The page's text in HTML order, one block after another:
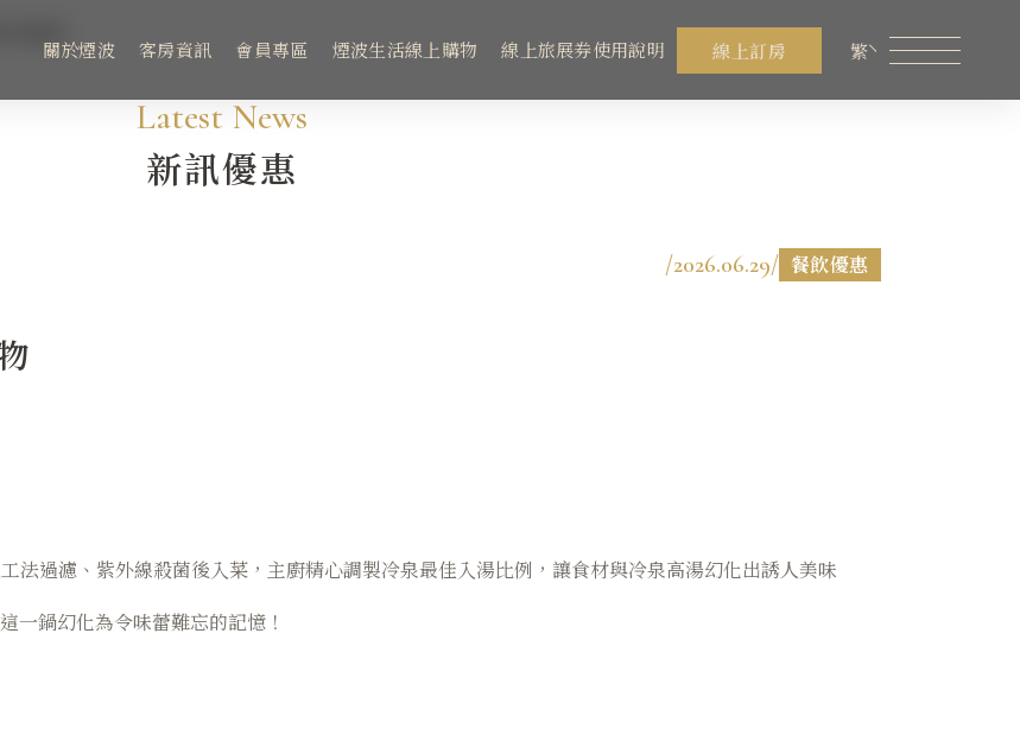
關於煙波 客房資訊 會員專區 煙波生活線上購物 線上旅展券使用說明 線上訂房 繁
Latest News
新訊優惠
/2026.06.29/ 餐飲優惠
法過濾、紫外線殺菌後入菜，主廚精心調製冷泉最佳入湯比例，讓食材與冷泉高湯幻化出誘人美味
一鍋幻化為令味蕾難忘的記憶！
煙波生活線上購物 線上旅展券使用說明